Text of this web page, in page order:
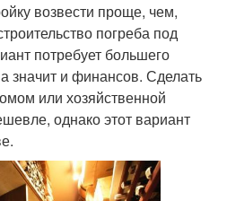
возвести проще, чем,
погреба под
потребует большего
значит и финансов. Сделать
или хозяйственной
однако этот вариант